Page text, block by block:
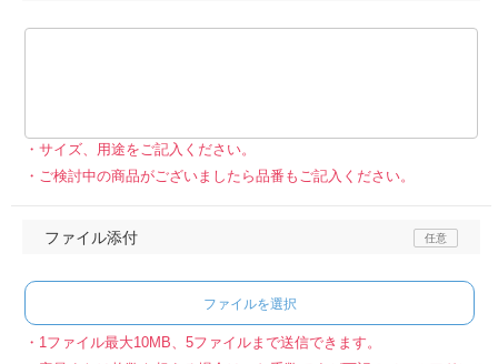
サイズ、用途をご記入ください。
ご検討中の商品がございましたら品番もご記入ください。
ファイル添付
ファイルを選択
1ファイル最大10MB、5ファイルまで送信できます。